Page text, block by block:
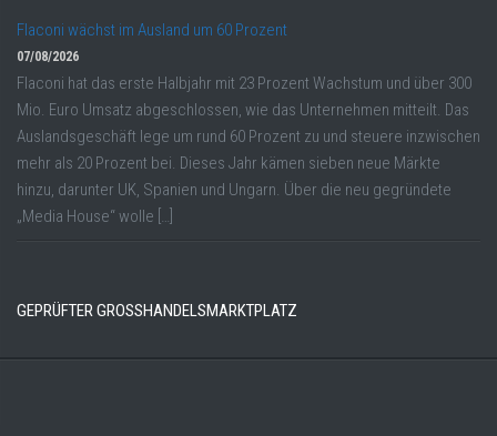
Flaconi wächst im Ausland um 60 Prozent
07/08/2026
Flaconi hat das erste Halbjahr mit 23 Prozent Wachstum und über 300
Mio. Euro Umsatz abgeschlossen, wie das Unternehmen mitteilt. Das
Auslandsgeschäft lege um rund 60 Prozent zu und steuere inzwischen
mehr als 20 Prozent bei. Dieses Jahr kämen sieben neue Märkte
hinzu, darunter UK, Spanien und Ungarn. Über die neu gegründete
„Media House“ wolle […]
GEPRÜFTER GROSSHANDELSMARKTPLATZ